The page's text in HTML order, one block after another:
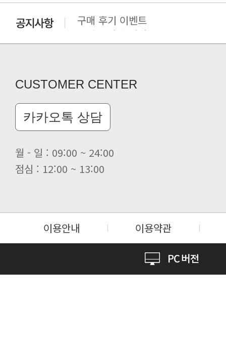
클린 공장명 변경
CUSTOMER CENTER
카카오톡 상담
월 - 일 : 09:00 ~ 24:00
점심 : 12:00 ~ 13:00
이용안내 이용약관